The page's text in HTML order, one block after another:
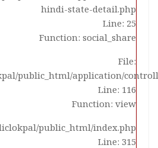
hindi-state-detail.php
Line: 25
Function: social_share
File:
public_html/application/
Line: 116
Function: view
public_html/index.php
Line: 315